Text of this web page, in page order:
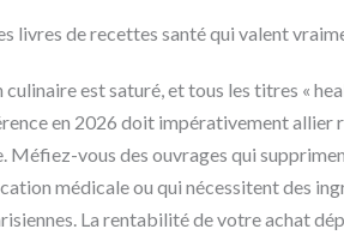
livres de recettes santé qui valent
culinaire est saturé, et tous les titres «
en 2026 doit impérativement allier
Méfiez-vous des ouvrages qui
médicale ou qui nécessitent des
La rentabilité de votre achat